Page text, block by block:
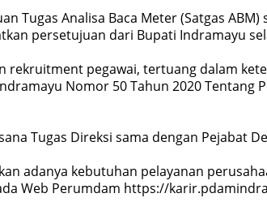
Tugas Analisa Baca Meter (Satgas
persetujuan dari Bupati Indramayu
pegawai, tertuang dalam
Nomor 50 Tahun 2020 Tentang
Tugas Direksi sama dengan Pejabat
adanya kebutuhan pelayanan
Web Perumdam https://